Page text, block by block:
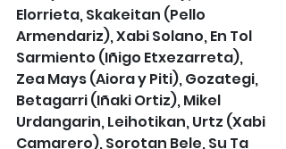
Elorrieta, Skakeitan (Pello
Armendariz), Xabi Solano, En Tol
Sarmiento (Iñigo Etxezarreta),
Zea Mays (Aiora y Piti), Gozategi,
Betagarri (Iñaki Ortiz), Mikel
Urdangarin, Leihotikan, Urtz (Xabi
Camarero), Sorotan Bele, Su Ta